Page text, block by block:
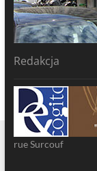
Redakcja
rue Surcouf